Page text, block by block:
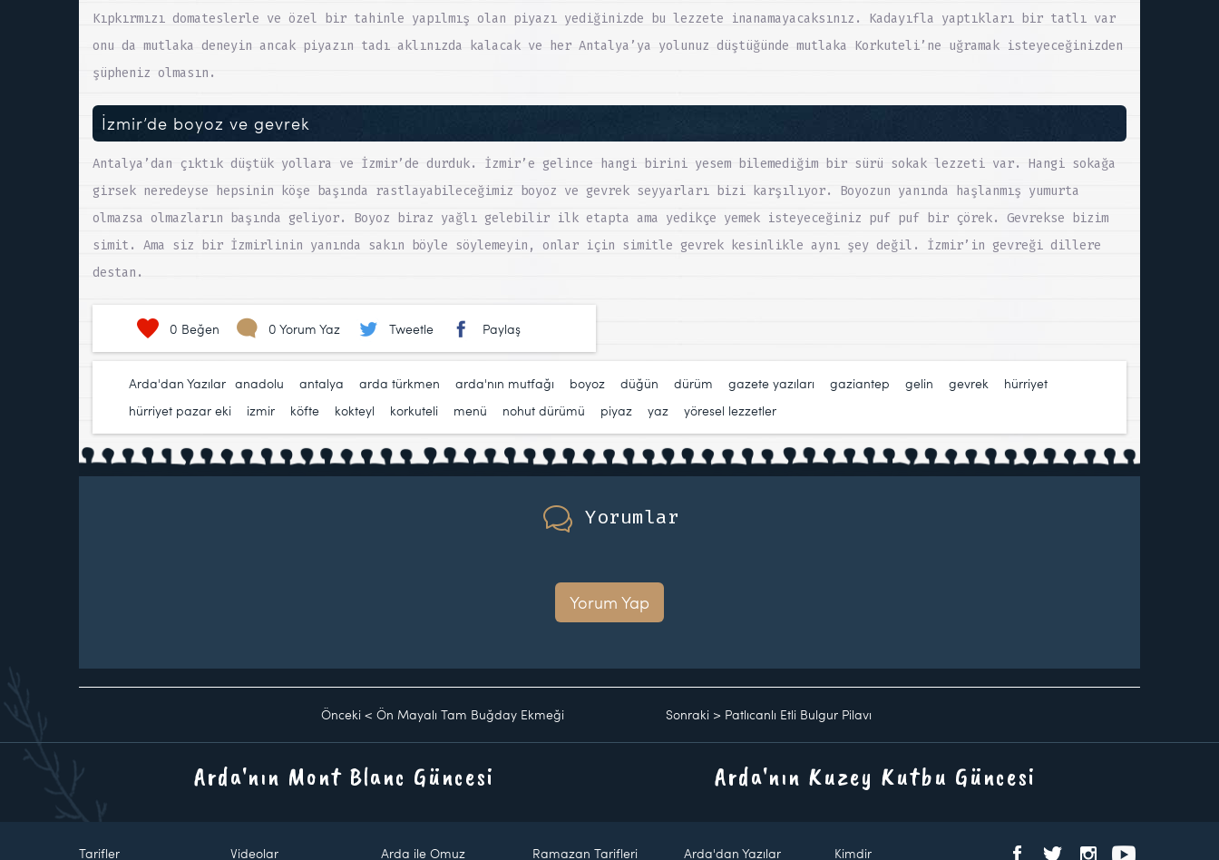
Kıpkırmızı domateslerle ve özel bir tahinle yapılmış olan piyazı yediğinizde bu lezzete inanamayacaksınız. Kadayıfla yaptıkları bir tatlı var
onu da mutlaka deneyin ancak piyazın tadı aklınızda kalacak ve her Antalya’ya yolunuz düştüğünde mutlaka Korkuteli’ne uğramak isteyeceğinizden
şüpheniz olmasın.
İzmir’de boyoz ve gevrek
Antalya’dan çıktık düştük yollara ve İzmir’de durduk. İzmir’e gelince hangi birini yesem bilemediğim bir sürü sokak lezzeti var. Hangi sokağa
girsek neredeyse hepsinin köşe başında rastlayabileceğimiz boyoz ve gevrek seyyarları bizi karşılıyor. Boyozun yanında haşlanmış yumurta
olmazsa olmazların başında geliyor. Boyoz biraz yağlı gelebilir ilk etapta ama yedikçe yemek isteyeceğiniz puf puf bir çörek. Gevrekse bizim
simit. Ama siz bir İzmirlinin yanında sakın böyle söylemeyin, onlar için simitle gevrek kesinlikle aynı şey değil. İzmir’in gevreği dillere
destan.
0 Beğen 0 Yorum Yaz Tweetle Paylaş
Arda'dan Yazılar anadolu antalya arda türkmen arda'nın mutfağı boyoz düğün dürüm gazete yazıları gaziantep gelin gevrek hürriyet
hürriyet pazar eki
izmir köfte kokteyl korkuteli menü nohut dürümü piyaz yaz yöresel lezzetler
Yorumlar
Yorum Yap
Önceki < Ön Mayalı Tam Buğday Ekmeği Sonraki > Patlıcanlı Etli Bulgur Pilavı
Arda'nın Mont Blanc Güncesi Arda'nın Kuzey Kutbu Güncesi
Tarifler Videolar Arda ile Omuz Ramazan Tarifleri Arda'dan Yazılar Kimdir